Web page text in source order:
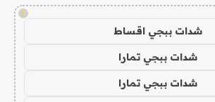
!
شدات ببجي اقساط
شدات ببجي تمارا
شدات ببجي تمارا